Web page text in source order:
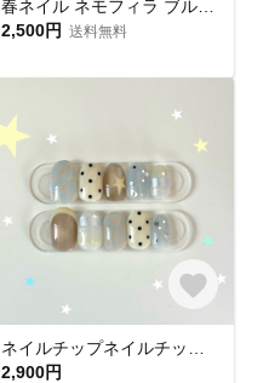
2,500円 送料無料
2,900円